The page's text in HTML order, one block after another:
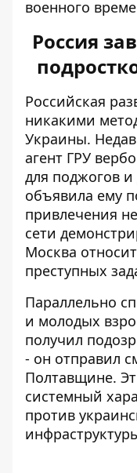
военного
Россия
Российская
никакими
Украины.
агент ГРУ
для поджогов
объявила ему
привлечения
сети
Москва
преступных
Параллельно
и молодых
получил
- он отправил
Полтавщине.
системный
против